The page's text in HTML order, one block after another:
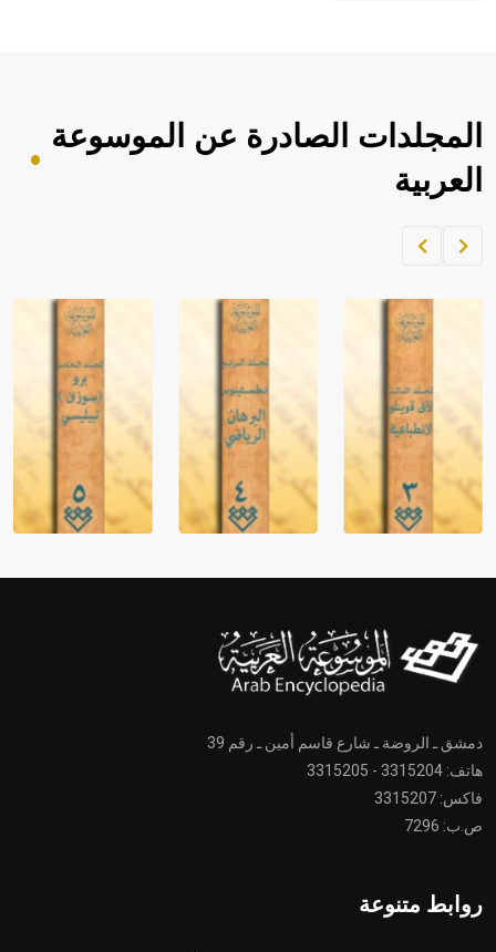
المجلدات الصادرة عن الموسوعة
العربية
دمشق ـ الروضة ـ شارع قاسم أمين ـ رقم 39
هاتف: 3315204 - 3315205
فاكس: 3315207
ص.ب: 7296
روابط متنوعة